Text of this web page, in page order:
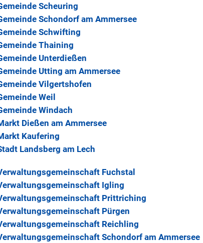
Scheuring
Schondorf am Ammersee
Schwifting
Thaining
Unterdießen
Utting am Ammersee
Vilgertshofen
Weil
Windach
Dießen am Ammersee
Kaufering
Landsberg am Lech
Fuchstal
Igling
Prittriching
Pürgen
Reichling
Schondorf am Ammersee